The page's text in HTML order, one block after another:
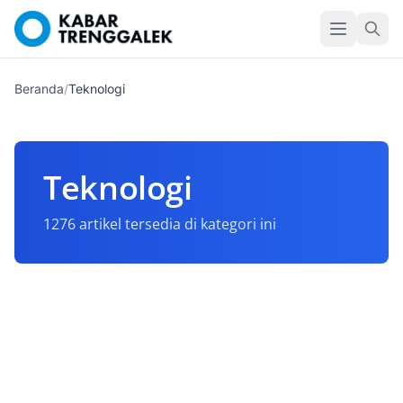
Beranda/Teknologi
Teknologi
1276 artikel tersedia di kategori ini